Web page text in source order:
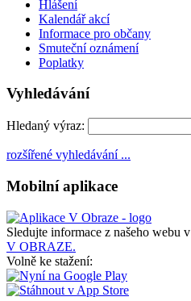
Hlášení
Kalendář akcí
Informace pro občany
Smuteční oznámení
Poplatky
Vyhledávání
Hledaný výraz:
rozšířené vyhledávání ...
Mobilní aplikace
Sledujte informace z našeho webu v
V OBRAZE.
Volně ke stažení: